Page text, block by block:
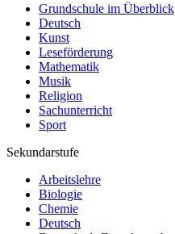
Grundschule im Überblick
Deutsch
Kunst
Leseförderung
Mathematik
Musik
Religion
Sachunterricht
Sport
Sekundarstufe
Arbeitslehre
Biologie
Chemie
Deutsch